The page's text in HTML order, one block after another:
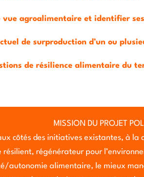
agroalimentaire et identifier
de surproduction d’un ou
de résilience alimentaire du
MISSION DU PROJET
côtés des initiatives existantes, à la
régénérateur pour
autonomie alimentaire, le mieux